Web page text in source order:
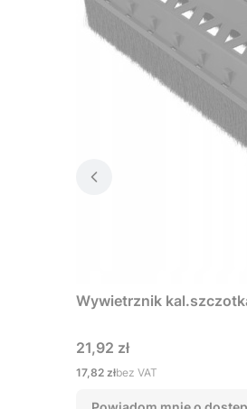
Wywietrznik
Cena
21,92 zł
Cena
17,82 złbez VAT